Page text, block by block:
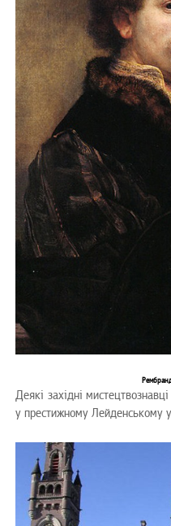
Деякі західні
у престижному Лейденському